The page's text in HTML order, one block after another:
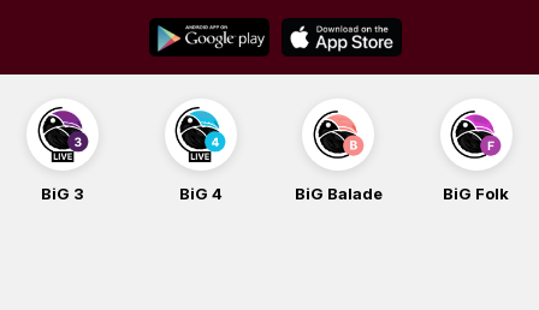
content
BiG 3 BiG 4 BiG Balade BiG Folk